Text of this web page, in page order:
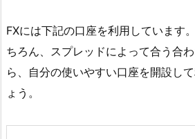
FXには下記の口座を利用しています
ちろん、スプレッドによって合う合
ら、自分の使いやすい口座を開設し
ょう。